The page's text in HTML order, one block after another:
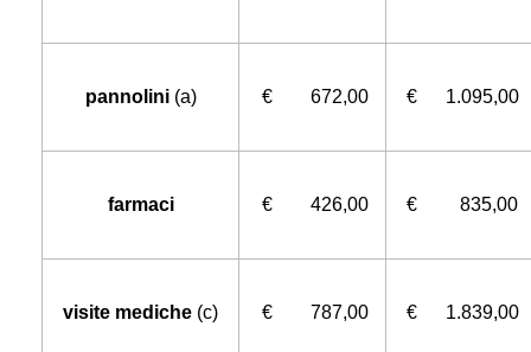
pannolini (a) € 672,00 € 1.095,00
farmaci € 426,00 € 835,00
visite mediche (c) € 787,00 € 1.839,00